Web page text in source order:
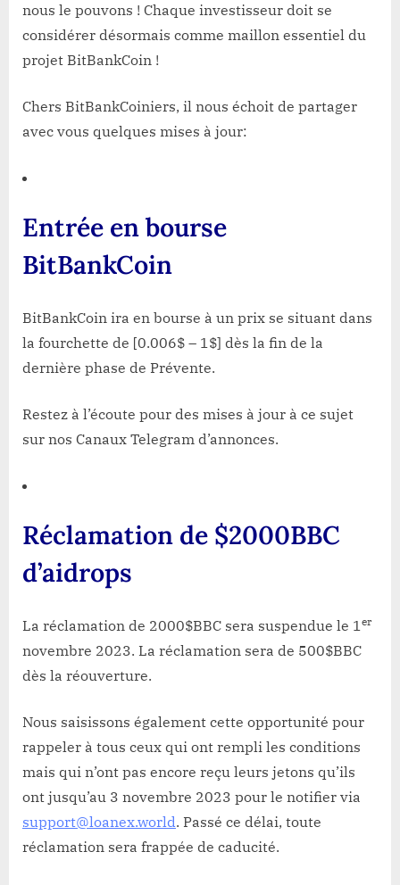
nous le pouvons ! Chaque investisseur doit se
considérer désormais comme maillon essentiel du
projet BitBankCoin !
Chers BitBankCoiniers, il nous échoit de partager
avec vous quelques mises à jour:
Entrée en bourse
BitBankCoin
BitBankCoin ira en bourse à un prix se situant dans
la fourchette de [0.006$ – 1$] dès la fin de la
dernière phase de Prévente.
Restez à l’écoute pour des mises à jour à ce sujet
sur nos Canaux Telegram d’annonces.
Réclamation de $2000BBC
d’aidrops
La réclamation de 2000$BBC sera suspendue le 1 er
novembre 2023. La réclamation sera de 500$BBC
dès la réouverture.
Nous saisissons également cette opportunité pour
rappeler à tous ceux qui ont rempli les conditions
mais qui n’ont pas encore reçu leurs jetons qu’ils
ont jusqu’au 3 novembre 2023 pour le notifier via
support@loanex.world. Passé ce délai, toute
réclamation sera frappée de caducité.